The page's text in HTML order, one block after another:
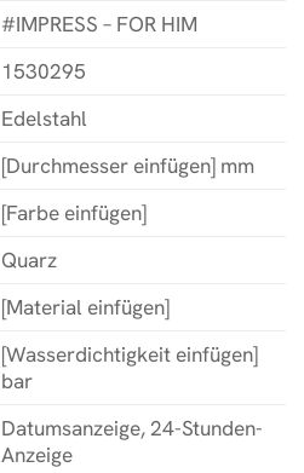
#IMPRESS – FOR HIM
1530295
Edelstahl
[Durchmesser einfügen] mm
[Farbe einfügen]
Quarz
[Material einfügen]
[Wasserdichtigkeit einfügen]
bar
Datumsanzeige, 24-Stunden-
Anzeige